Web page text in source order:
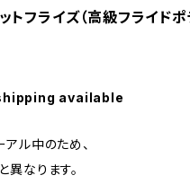
トフライズ（高級フライド
available
ル中のため、
異なります。